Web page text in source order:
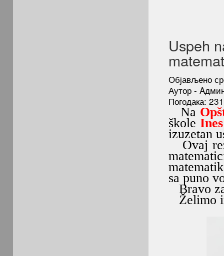
Uspeh
Објављено
Аутор -
Погодака:
Na
škole
izuzetan
Ovaj
sa puno
Bravo
Želimo